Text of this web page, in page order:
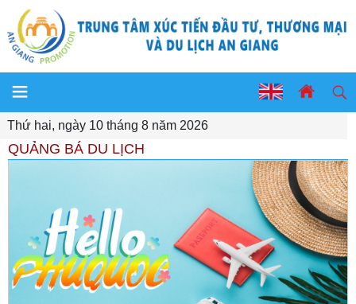
Thứ hai, ngày 10 tháng 8 năm 2026
QUẢNG BÁ DU LỊCH